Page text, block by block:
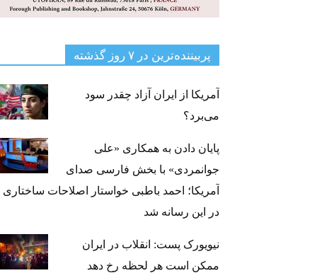
پربیننده‌ترین‌ در ۷ روز گذشته
آمریکا از ایران آزاد چقدر سود
می‌برد؟
پایان دادن به همکاری «علی
جوانمردی» با بخش فارسی صدای
آمریکا؛ احمد باطبی خواستار اصلاحات ساختاری
در این رسانه شد
نیویورک پست: انقلاب در ایران
ممکن است هر لحظه رخ دهد